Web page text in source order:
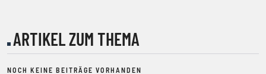
ARTIKEL ZUM THEMA
NOCH KEINE BEITRÄGE VORHANDEN